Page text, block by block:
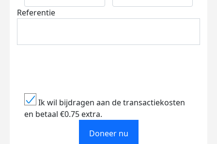
Referentie
Ik wil bijdragen aan de transactiekosten
en betaal €0.75 extra.
Doneer nu